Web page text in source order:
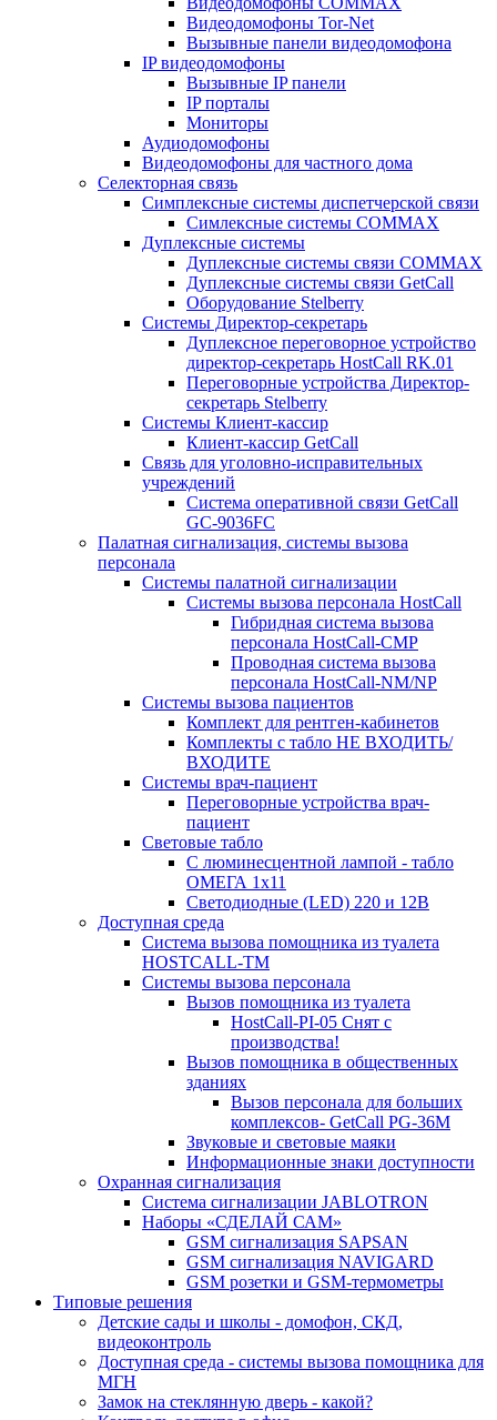
Видеодомофоны Tor-Net
Вызывные панели видеодомофона
IP видеодомофоны
Вызывные IP панели
IP порталы
Мониторы
Аудиодомофоны
Видеодомофоны для частного дома
Селекторная связь
Симплексные системы диспетчерской связи
Симлексные системы COMMAX
Дуплексные системы
Дуплексные системы связи COMMAX
Дуплексные системы связи GetCall
Оборудование Stelberry
Системы Директор-секретарь
Дуплексное переговорное устройство
директор-секретарь HostCall RK.01
Переговорные устройства Директор-
секретарь Stelberry
Системы Клиент-кассир
Клиент-кассир GetCall
Связь для уголовно-исправительных
учреждений
Система оперативной связи GetCall
GC-9036FC
Палатная сигнализация, системы вызова
персонала
Системы палатной сигнализации
Системы вызова персонала HostCall
Гибридная система вызова
персонала HostCall-CMP
Проводная система вызова
персонала HostCall-NM/NP
Системы вызова пациентов
Комплект для рентген-кабинетов
Комплекты с табло НЕ ВХОДИТЬ/
ВХОДИТЕ
Системы врач-пациент
Переговорные устройства врач-
пациент
Световые табло
С люминесцентной лампой - табло
ОМЕГА 1х11
Светодиодные (LED) 220 и 12В
Доступная среда
Система вызова помощника из туалета
HOSTCALL-TM
Системы вызова персонала
Вызов помощника из туалета
HostCall-PI-05 Снят с
производства!
Вызов помощника в общественных
зданиях
Вызов персонала для больших
комплексов- GetCall PG-36M
Звуковые и световые маяки
Информационные знаки доступности
Охранная сигнализация
Система сигнализации JABLOTRON
Наборы «СДЕЛАЙ САМ»
GSM сигнализация SAPSAN
GSM сигнализация NAVIGARD
GSM розетки и GSM-термометры
Типовые решения
Детские сады и школы - домофон, СКД,
видеоконтроль
Доступная среда - системы вызова помощника для
МГН
Замок на стеклянную дверь - какой?